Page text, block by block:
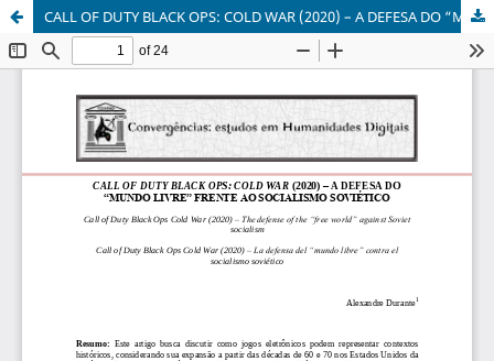
CALL OF DUTY BLACK OPS: COLD WAR (2020) – A DEFESA DO “MUNDO LIVRE” FRENTE AO SOCIALISMO SOVIÉTICO